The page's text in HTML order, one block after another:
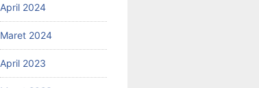
April 2024
Maret 2024
April 2023